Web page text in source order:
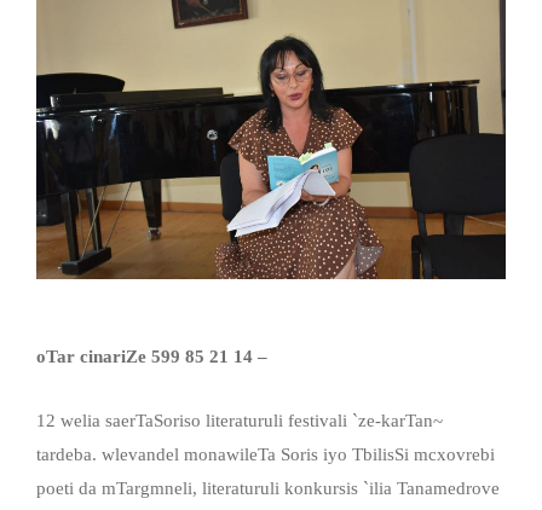
oTar cinariZe 599 85 21 14 –
12 welia saerTaSoriso literaturuli festivali `ze-karTan~
tardeba. wlevandel monawileTa Soris iyo TbilisSi mcxovrebi
poeti da mTargmneli, literaturuli konkursis `ilia Tanamedrove